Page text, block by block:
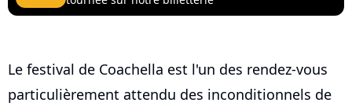
Le festival de Coachella est l'un des rendez-vous
particulièrement attendu des inconditionnels de